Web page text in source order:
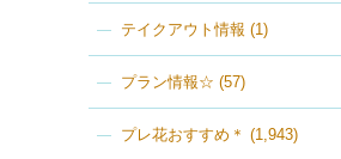
テイクアウト情報 (1)
プラン情報☆ (57)
プレ花おすすめ＊ (1,943)